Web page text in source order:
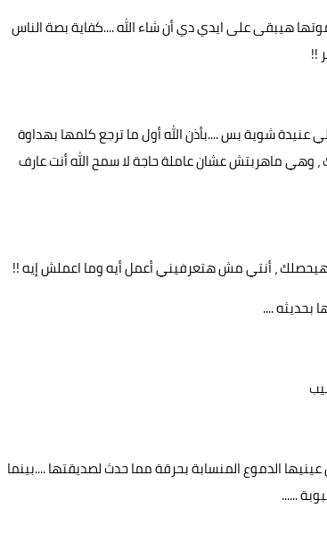
هيبقى على ايدي دي أن شاء الله ....كفاية بصة الناس
!!
شوية بس ....بأذن الله أول ما ترجع كلمها بهداوة
ماهربتش عشان عاملة حاجة لا سمح الله أنت عارف
، أنتي مش هتعرفيني أعمل أيه وما اعملش إيه !!
بحديثه ....
الدموع المنسابة بحرقة مما حدث لصديقتها ....بينما
......